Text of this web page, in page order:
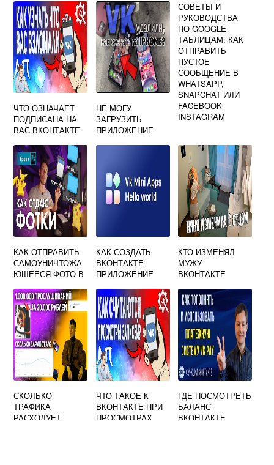
ЧТО ОЗНАЧАЕТ
ПОДПИСАНА НА
ВАС ВКОНТАКТЕ
НЕ МОГУ
ЗАГРУЗИТЬ
ПРИЛОЖЕНИЕ
СОВЕТЫ И
РУКОВОДСТВА
ПО GOOGLE
ТАБЛИЦАМ: КАК
ОТПРАВИТЬ
ПУСТОЕ
СООБЩЕНИЕ В
WHATSAPP,
SNAPCHAT ИЛИ
FACEBOOK
INSTAGRAM
КАК ОТПРАВИТЬ
САМОУНИЧТОЖА
ЮЩЕЕСЯ ФОТО В
КАК СОЗДАТЬ
ВКОНТАКТЕ
ПРИЛОЖЕНИЕ
КТО ИЗМЕНЯЛ
МУЖУ
ВКОНТАКТЕ
СКОЛЬКО
ТРАФИКА
РАСХОДУЕТ
ЧТО ТАКОЕ К
ВКОНТАКТЕ ПРИ
ПРОСМОТРАХ
ГДЕ ПОСМОТРЕТЬ
БАЛАНС
ВКОНТАКТЕ